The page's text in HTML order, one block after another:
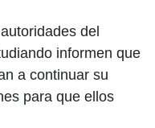
del
informen que
a continuar su
para que ellos